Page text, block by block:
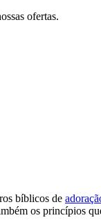
ofertas.
bíblicos de
os princípios